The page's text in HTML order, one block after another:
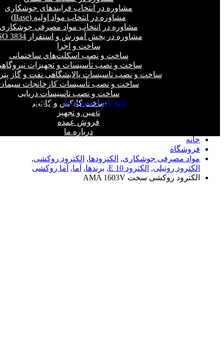
مشاوره در انتخاب فرایند‌های جوشکاری
مشاوره در انتخاب مواد اولیه (Base)
مشاوره در انتخاب مواد مصرفی
مشاوره در بخش آموزش و استقرار ISO 3834
ساخت و اجرا
ساخت و نصب اسکلت‌های ساختمانی
ساخت و نصب تأسیسات و تجهیزات
ساخت و نصب تاسیسات پالایشگاهی نفت و گاز
ساخت و نصب تأسیسات کارخانجات
ساخت و نصب تاسیسات دریایی
ساخت کانکس و کانتینر
تأمین و تجهیز
فروش عمده
درباره ما
0 تومان 0 سبد خرید
فروشگاه - الکترود روکشی سخت AMA
خانه
فروشگاه
مواد مصرفی جوشکاری, الکترودها, الکترود روکشی,
الکترود روتیلی, الکترود E 10 , برندها, آما, آما روکشی
الکترود روکشی سخت AMA 1603V